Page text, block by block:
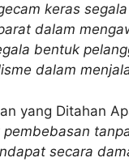
keras
dalam
bentuk
dalam
yang Ditahan
secara